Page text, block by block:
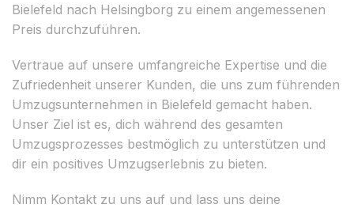
Bielefeld nach Helsingborg zu einem angemessenen
Preis durchzuführen.
Vertraue auf unsere umfangreiche Expertise und die
Zufriedenheit unserer Kunden, die uns zum führenden
Umzugsunternehmen in Bielefeld gemacht haben.
Unser Ziel ist es, dich während des gesamten
Umzugsprozesses bestmöglich zu unterstützen und
dir ein positives Umzugserlebnis zu bieten.
Nimm Kontakt zu uns auf und lass uns deine